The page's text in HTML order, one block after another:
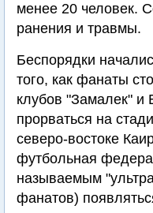
менее 20 человек.
ранения и травмы.
Беспорядки
того, как фанаты
клубов "Замалек"
прорваться на
северо-востоке
футбольная
называемым
фанатов)